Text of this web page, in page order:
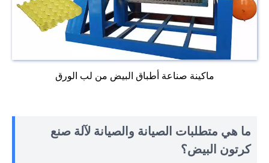
ماكينة صناعة أطباق البيض من لب الورق
ما هي متطلبات الصيانة والصيانة لآلة صنع
كرتون البيض؟